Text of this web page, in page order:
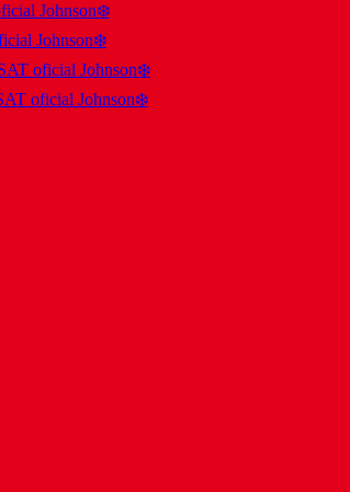
Johnson❄️
Johnson❄️
oficial Johnson❄️
oficial Johnson❄️